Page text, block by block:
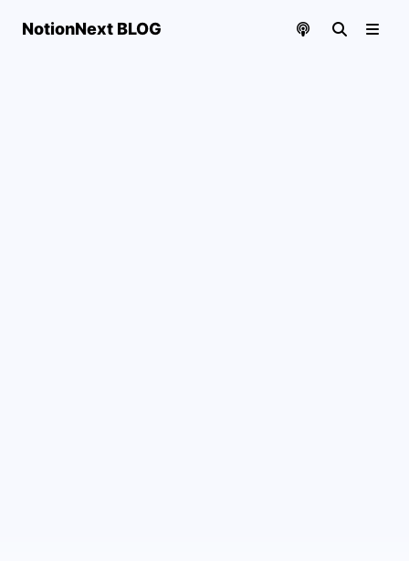
NotionNext BLOG